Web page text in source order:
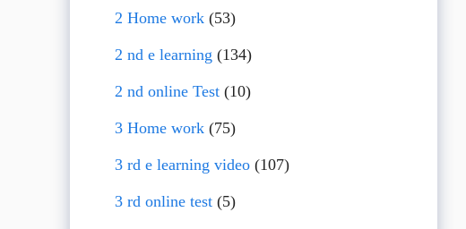
2 Home work(53)
2 nd e learning (134)
2 nd online Test(10)
3 Home work(75)
3 rd e learning video(107)
3 rd online test(5)